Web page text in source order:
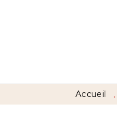
Accueil •